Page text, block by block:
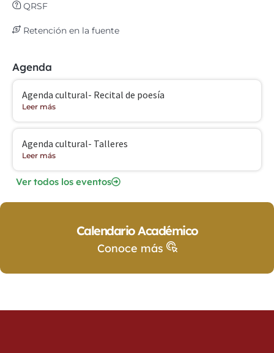
QRSF
Retención en la fuente
Agenda
Agenda cultural- Recital de poesía
Leer más
Agenda cultural- Talleres
Leer más
Ver todos los eventos
Calendario Académico
Conoce más